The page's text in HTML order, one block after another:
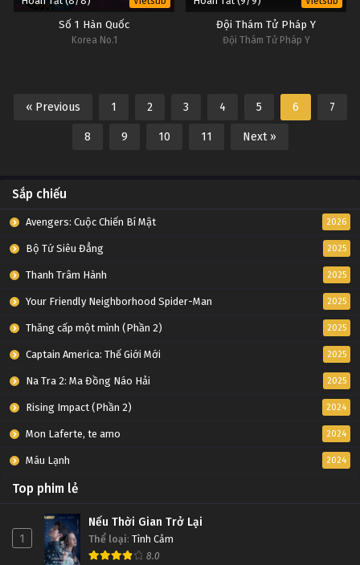
Số 1 Hàn Quốc
Korea No.1
Đội Thám Tử Pháp Y
Đội Thám Tử Pháp Y
« Previous 1 2 3 4 5 6 7
8 9 10 11 Next »
Sắp chiếu
Avengers: Cuộc Chiến Bí Mật 2026
Bộ Tứ Siêu Đẳng 2025
Thanh Trâm Hành 2025
Your Friendly Neighborhood Spider-Man 2025
Thăng cấp một mình (Phần 2) 2025
Captain America: Thế Giới Mới 2025
Na Tra 2: Ma Đồng Náo Hải 2025
Rising Impact (Phần 2) 2024
Mon Laferte, te amo 2024
Máu Lạnh 2024
Top phim lẻ
1
Nếu Thời Gian Trở Lại
Thể loại: Tình Cảm
8.0